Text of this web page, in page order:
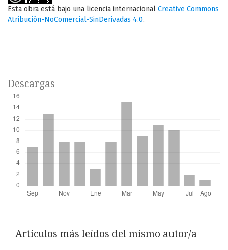
Esta obra está bajo una licencia internacional Creative Commons
Atribución-NoComercial-SinDerivadas 4.0.
Descargas
Artículos más leídos del mismo autor/a